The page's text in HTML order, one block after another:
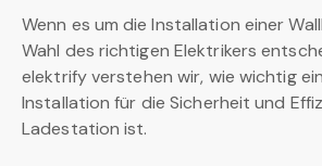
Wenn es um die Installation einer
Wahl des richtigen Elektrikers
elektrify verstehen wir, wie wichtig
Installation für die Sicherheit und
Ladestation ist.